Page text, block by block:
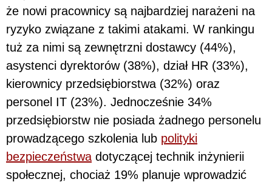
że nowi pracownicy są najbardziej narażeni na
ryzyko związane z takimi atakami. W rankingu
tuż za nimi są zewnętrzni dostawcy (44%),
asystenci dyrektorów (38%), dział HR (33%),
kierownicy przedsiębiorstwa (32%) oraz
personel IT (23%). Jednocześnie 34%
przedsiębiorstw nie posiada żadnego personelu
prowadzącego szkolenia lub polityki
bezpieczeństwa dotyczącej technik inżynierii
społecznej, chociaż 19% planuje wprowadzić